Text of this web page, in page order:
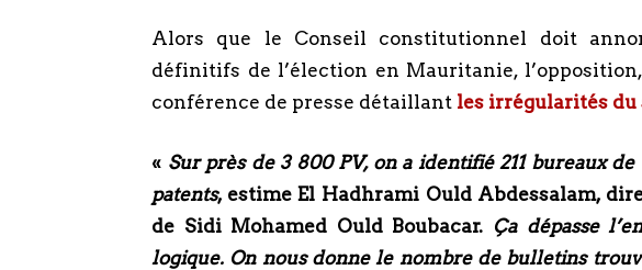
Alors que le Conseil constitutionnel doit
définitifs de l’élection en Mauritanie,
conférence de presse détaillant les irrégularités
« Sur près de 3 800 PV, on a identifié 211 bureaux
patents, estime El Hadhrami Ould Abdessalam,
de Sidi Mohamed Ould Boubacar. Ça dépasse
logique. On nous donne le nombre de bulletins